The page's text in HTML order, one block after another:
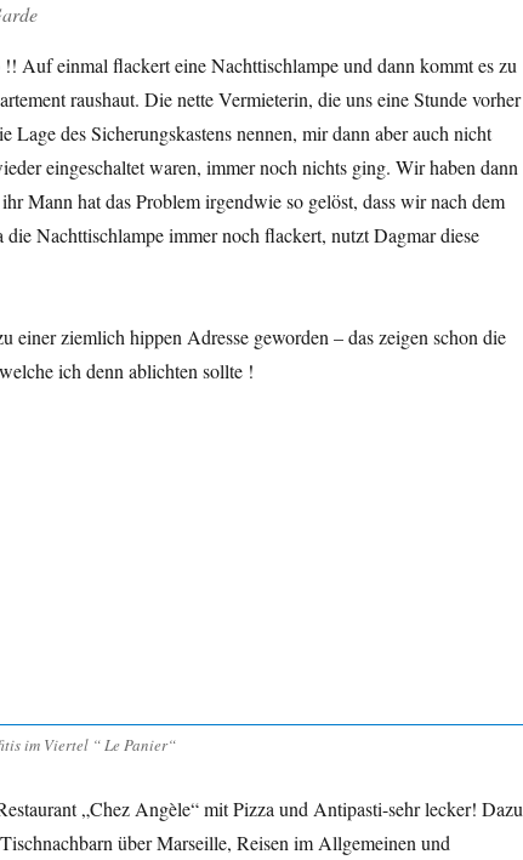
Auf einmal flackert eine Nachttischlampe und dann kommt es zu
raushaut. Die nette Vermieterin, die uns eine Stunde vorher
Lage des Sicherungskastens nennen, mir dann aber auch nicht
eingeschaltet waren, immer noch nichts ging. Wir haben dann
Mann hat das Problem irgendwie so gelöst, dass wir nach dem
Nachttischlampe immer noch flackert, nutzt Dagmar diese
einer ziemlich hippen Adresse geworden – das zeigen schon die
ich denn ablichten sollte !
im Viertel “ Le Panier“
„Chez Angèle“ mit Pizza und Antipasti-sehr lecker! Dazu
über Marseille, Reisen im Allgemeinen und